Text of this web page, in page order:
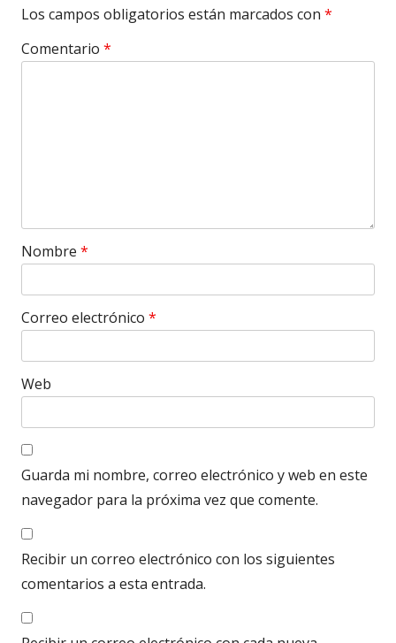
Los campos obligatorios están marcados con *
Comentario *
Nombre *
Correo electrónico *
Web
Guarda mi nombre, correo electrónico y web en este
navegador para la próxima vez que comente.
Recibir un correo electrónico con los siguientes
comentarios a esta entrada.